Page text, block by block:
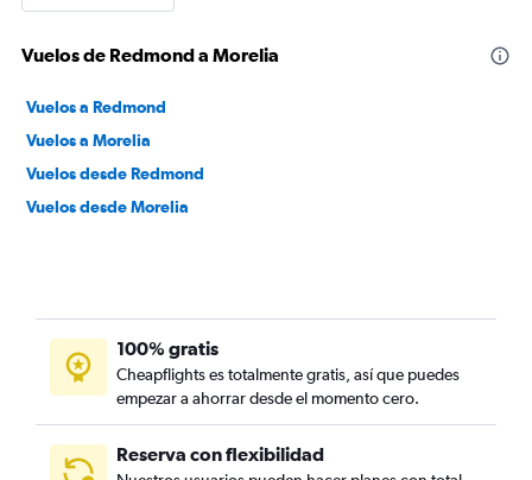
Vuelos de Redmond a Morelia
Vuelos a Redmond
Vuelos a Morelia
Vuelos desde Redmond
Vuelos desde Morelia
100% gratis
Cheapflights es totalmente gratis, así que puedes
empezar a ahorrar desde el momento cero.
Reserva con flexibilidad